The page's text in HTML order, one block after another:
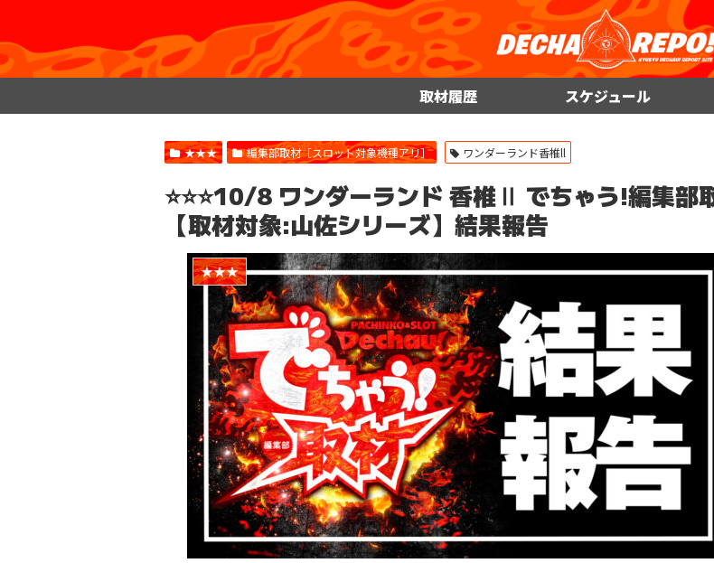
取材履歴 スケジュール
★★★ 編集部取材［スロット対象機種アリ］ ワンダーランド香椎ll
⭐️⭐️⭐️10/8 ワンダーランド 香椎Ⅱ でちゃう!編集部
【取材対象:山佐シリーズ】結果報告
★★★